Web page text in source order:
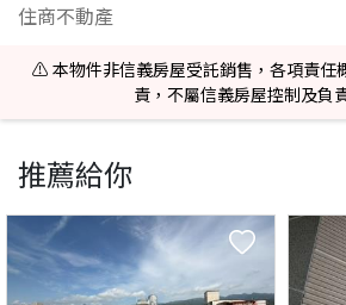
住商不動產
⚠️ 本物件非信義房屋受託銷售，各項責任
責，不屬信義房屋控制及負
推薦給你